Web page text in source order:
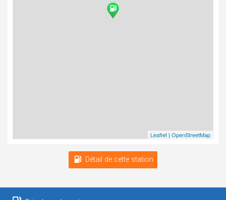
Leaflet | OpenStreetMap
Détail de cette station